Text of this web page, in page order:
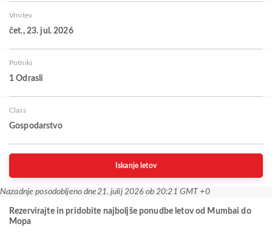
Vrnitev
čet., 23. jul. 2026
Potniki
1 Odrasli
Class
Gospodarstvo
Iskanje letov
Nazadnje posodobljeno dne21. julij 2026 ob 20:21 GMT +0
Rezervirajte in pridobite najboljše ponudbe letov od Mumbai do
Mopa